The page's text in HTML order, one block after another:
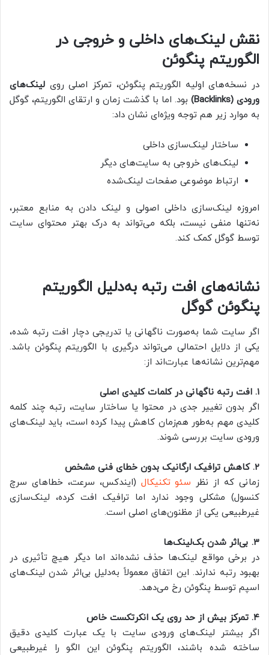
نقش لینک‌های داخلی و خروجی در
الگوریتم پنگوئن
در نسخه‌های اولیه الگوریتم پنگوئن، تمرکز اصلی روی لینک‌های
ورودی (Backlinks)
بود. اما با گذشت زمان و ارتقای الگوریتم، گوگل
به موارد زیر هم توجه ویژه‌ای نشان داد:
ساختار لینک‌سازی داخلی
لینک‌های خروجی به سایت‌های دیگر
ارتباط موضوعی صفحات لینک‌شده
امروزه لینک‌سازی داخلی اصولی و لینک دادن به منابع معتبر،
نه‌تنها منفی نیست، بلکه می‌تواند به درک بهتر محتوای سایت
توسط گوگل کمک کند.
نشانه‌های افت رتبه به‌دلیل الگوریتم
پنگوئن گوگل
اگر سایت شما به‌صورت ناگهانی یا تدریجی دچار افت رتبه شده،
یکی از دلایل احتمالی می‌تواند درگیری با الگوریتم پنگوئن باشد.
مهم‌ترین نشانه‌ها عبارت‌اند از:
۱. افت رتبه ناگهانی در کلمات کلیدی اصلی
اگر بدون تغییر جدی در محتوا یا ساختار سایت، رتبه چند کلمه
کلیدی مهم به‌طور هم‌زمان کاهش پیدا کرده است، باید لینک‌های
ورودی سایت بررسی شوند.
۲. کاهش ترافیک ارگانیک بدون خطای فنی مشخص
زمانی که از نظر سئو تکنیکال (ایندکس، سرعت، خطاهای سرچ
کنسول) مشکلی وجود ندارد اما ترافیک افت کرده، لینک‌سازی
غیرطبیعی یکی از مظنون‌های اصلی است.
۳. بی‌اثر شدن بک‌لینک‌ها
در برخی مواقع لینک‌ها حذف نشده‌اند اما دیگر هیچ تأثیری در
بهبود رتبه ندارند. این اتفاق معمولاً به‌دلیل بی‌اثر شدن لینک‌های
اسپم توسط پنگوئن رخ می‌دهد.
۴. تمرکز بیش از حد روی یک انکرتکست خاص
اگر بیشتر لینک‌های ورودی سایت با یک عبارت کلیدی دقیق
ساخته شده باشند، الگوریتم پنگوئن این الگو را غیرطبیعی